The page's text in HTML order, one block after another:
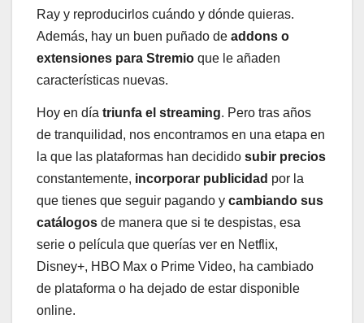
Ray y reproducirlos cuándo y dónde quieras.
Además, hay un buen puñado de addons o
extensiones para Stremio que le añaden
características nuevas.
Hoy en día triunfa el streaming. Pero tras años
de tranquilidad, nos encontramos en una etapa en
la que las plataformas han decidido subir precios
constantemente, incorporar publicidad por la
que tienes que seguir pagando y cambiando sus
catálogos de manera que si te despistas, esa
serie o película que querías ver en Netflix,
Disney+, HBO Max o Prime Video, ha cambiado
de plataforma o ha dejado de estar disponible
online.